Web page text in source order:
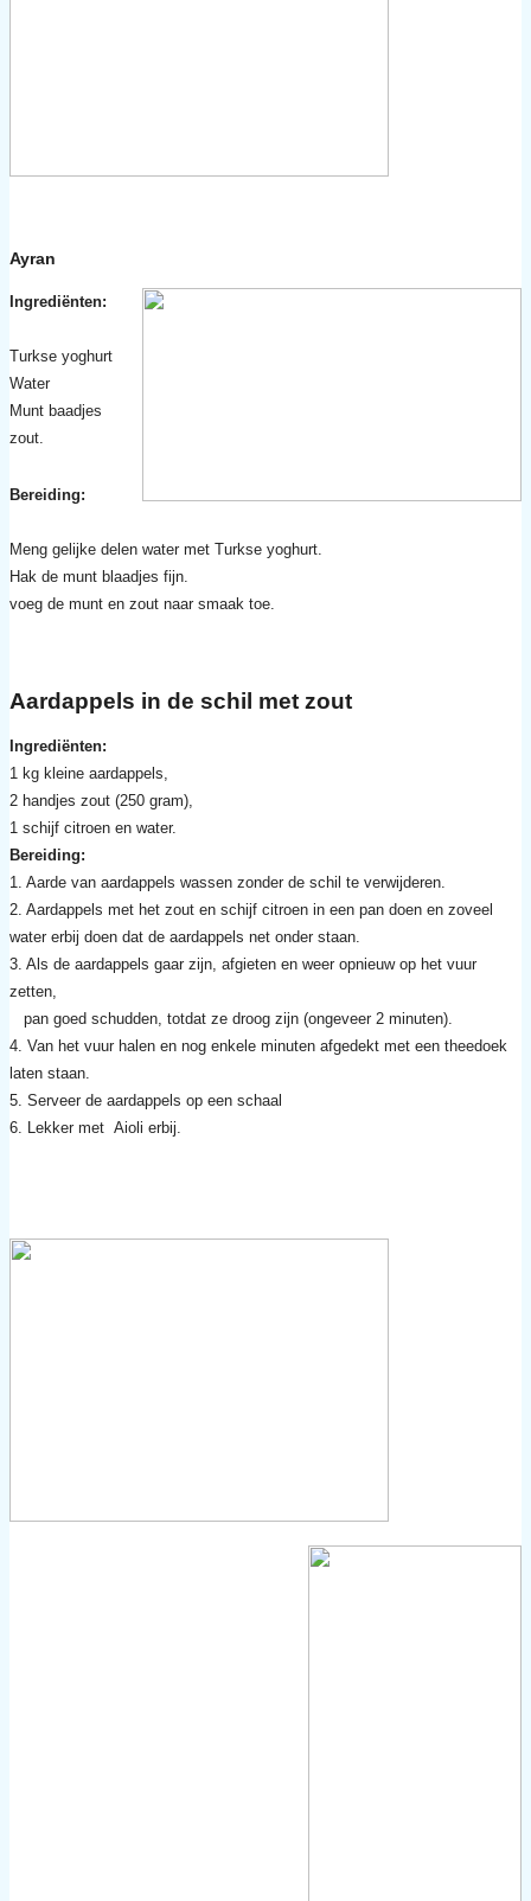
Ayran
Ingrediënten:
Turkse yoghurt
Water
Munt baadjes
zout.
Bereiding:
Meng gelijke delen water met Turkse yoghurt
Hak de munt blaadjes fijn.
voeg de munt en zout naar smaak toe.
Aardappels in de schil met zout
Ingrediënten:
1 kg kleine aardappels,
2 handjes zout (250 gram),
1 schijf citroen en water.
Bereiding:
1. Aarde van aardappels wassen zonder de schil te verwijderen.
2. Aardappels met het zout en schijf citroen in een pan doen en zoveel
water erbij doen dat de aardappels net onder staan.
3. Als de aardappels gaar zijn, afgieten en weer opnieuw op het vuur
zetten,
pan goed schudden, totdat ze droog zijn (ongeveer 2 minuten).
4. Van het vuur halen en nog enkele minuten afgedekt met een theedoek
laten staan.
5. Serveer de aardappels op een schaal
6. Lekker met Aioli erbij.